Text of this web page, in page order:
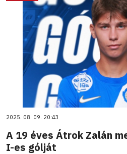
2025. 08. 09. 20:43
A 19 éves Átrok Zalán
I-es gólját